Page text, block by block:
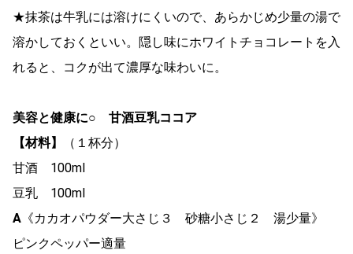
★抹茶は牛乳には溶けにくいので、あらかじめ少量の湯で
溶かしておくといい。隠し味にホワイトチョコレートを入
れると、コクが出て濃厚な味わいに。
美容と健康に○ 甘酒豆乳ココア
【材料】
（１杯分）
甘酒 100ml
豆乳 100ml
A 《カカオパウダー大さじ３ 砂糖小さじ２ 湯少量》
ピンクペッパー適量